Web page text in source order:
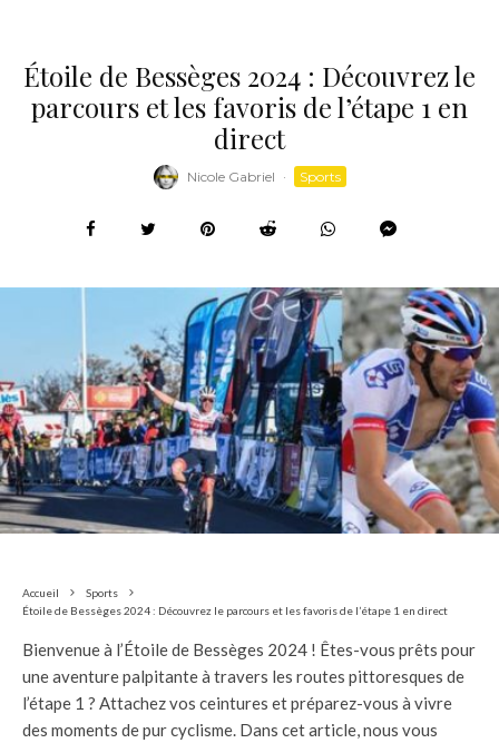
Étoile de Bessèges 2024 : Découvrez le
parcours et les favoris de l’étape 1 en
direct
Nicole Gabriel · Sports
Accueil
Sports
Étoile de Bessèges 2024 : Découvrez le parcours et les favoris de l’étape 1 en direct
Bienvenue à l’Étoile de Bessèges 2024 ! Êtes-vous prêts pour
une aventure palpitante à travers les routes pittoresques de
l’étape 1 ? Attachez vos ceintures et préparez-vous à vivre
des moments de pur cyclisme. Dans cet article, nous vous